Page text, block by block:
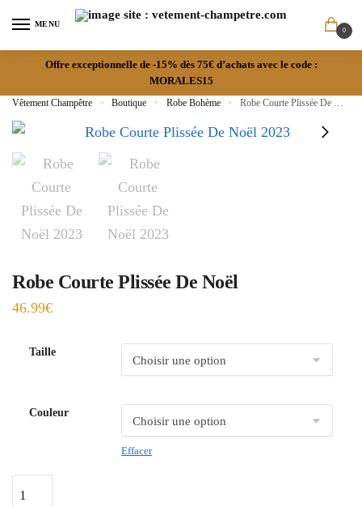
MENU
0
Offre exceptionnelle de -15% dès 75€ d’achats avec le code :
MORALES15
Vêtement Champêtre » Boutique » Robe Bohème » Robe Courte Plissée De Noël
Robe Courte Plissée De Noël
46.99€
Taille
Couleur
Effacer